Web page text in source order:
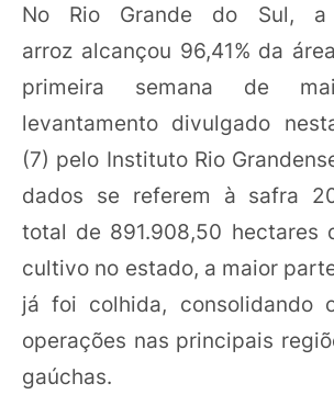
No Rio Grande do Sul,
arroz alcançou 96,41% da
primeira semana de
levantamento divulgado
(7) pelo Instituto Rio
dados se referem à safra
total de 891.908,50 hectares
cultivo no estado, a maior
já foi colhida, consolidando
operações nas principais
gaúchas.